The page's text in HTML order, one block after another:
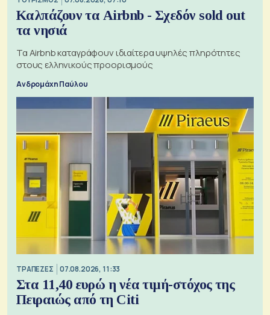
Καλπάζουν τα Airbnb - Σχεδόν sold out
τα νησιά
Τα Airbnb καταγράφουν ιδιαίτερα υψηλές πληρότητες
στους ελληνικούς προορισμούς
Ανδρομάχη Παύλου
ΤΡΑΠΕΖΕΣ 07.08.2026, 11:33
Στα 11,40 ευρώ η νέα τιμή-στόχος της
Πειραιώς από τη Citi